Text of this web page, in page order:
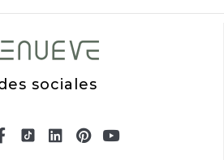
sociales
Facebook-
f
Linkedin
Pinterest
Youtube